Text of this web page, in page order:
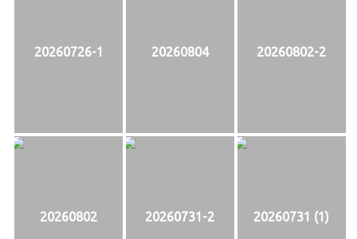
20260726-1 20260804 20260802-2
20260802 20260731-2 20260731 (1)